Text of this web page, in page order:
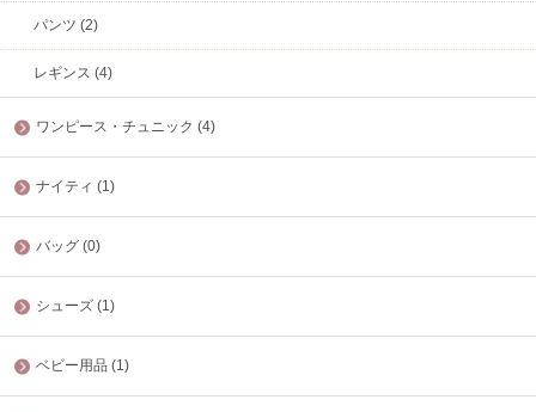
パンツ (2)
レギンス (4)
ワンピース・チュニック (4)
ナイティ (1)
バッグ (0)
シューズ (1)
ベビー用品 (1)